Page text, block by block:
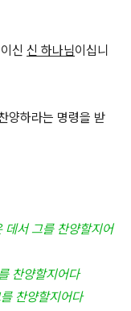
신 신 하나님이십니
양하라는 명령을 받
데서 그를 찬양할지어
찬양할지어다
찬양할지어다